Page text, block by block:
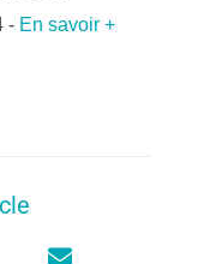
- En savoir +